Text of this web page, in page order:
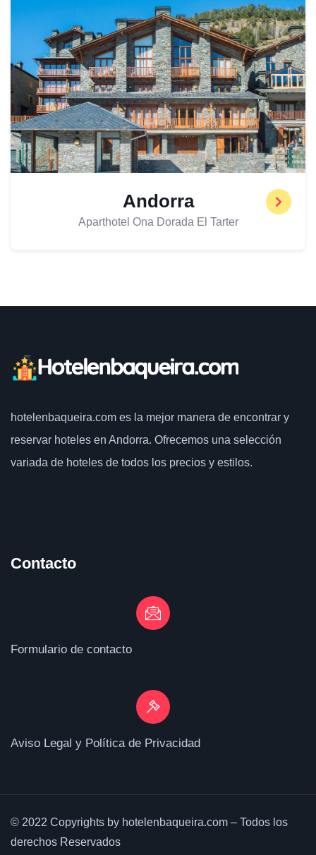
Andorra
Aparthotel Ona Dorada El Tarter
hotelenbaqueira.com es la mejor manera de encontrar y
reservar hoteles en Andorra. Ofrecemos una selección
variada de hoteles de todos los precios y estilos.
Contacto
Formulario de contacto
Aviso Legal y Política de Privacidad
© 2022 Copyrights by hotelenbaqueira.com – Todos los
derechos Reservados